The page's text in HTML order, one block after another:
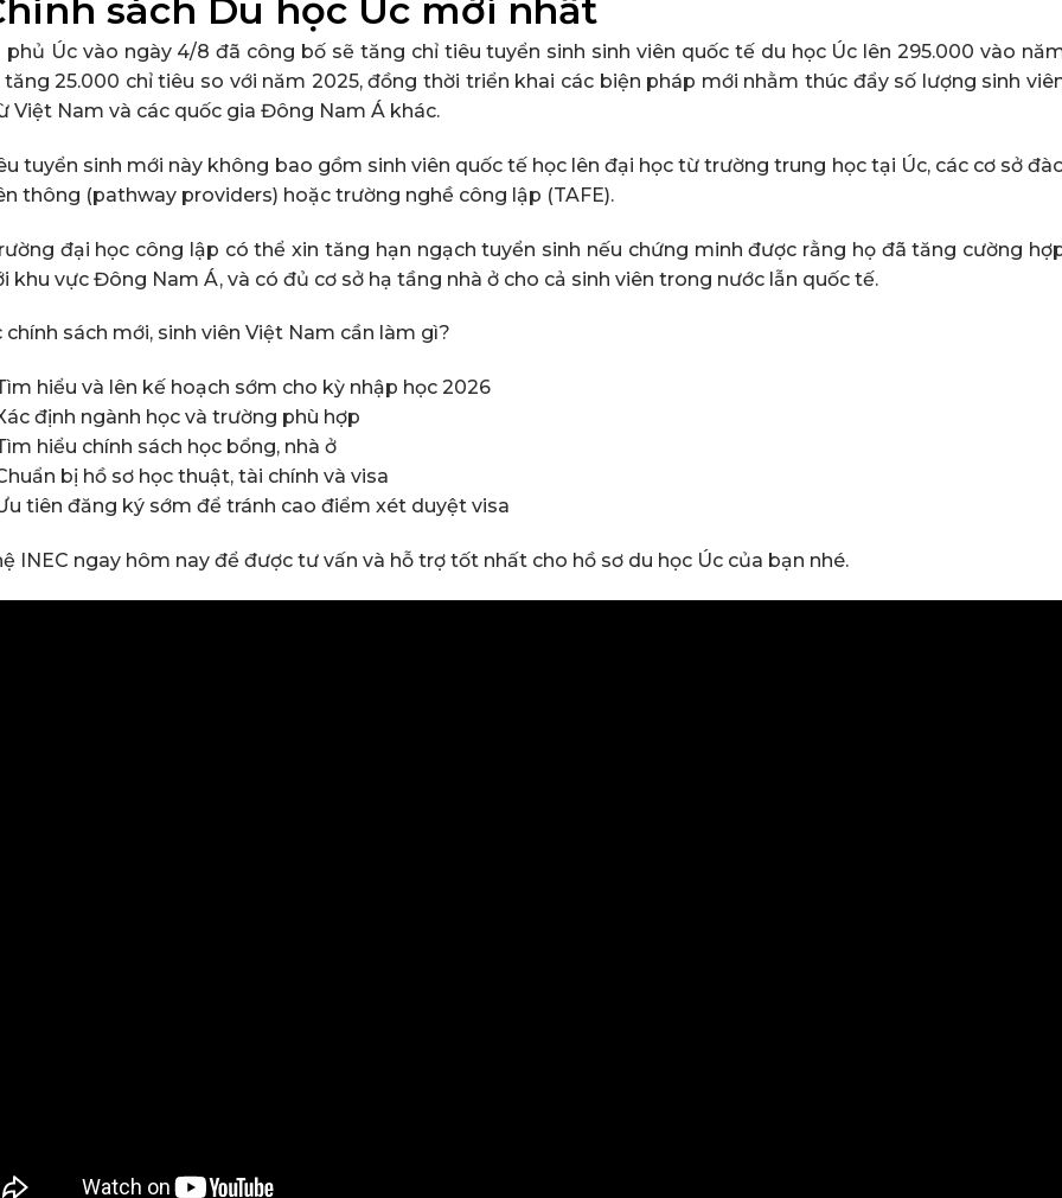
sách Du học Úc mới nhất
phủ Úc vào ngày 4/8 đã công bố sẽ tăng chỉ tiêu tuyển sinh sinh viên quốc tế du học Úc lên 295.000 vào
tăng 25.000 chỉ tiêu so với năm 2025, đồng thời triển khai các biện pháp mới nhằm thúc đẩy số lượng sinh
Việt Nam và các quốc gia Đông Nam Á khác.
tuyển sinh mới này không bao gồm sinh viên quốc tế học lên đại học từ trường trung học tại Úc, các cơ sở
thông (pathway providers) hoặc trường nghề công lập (TAFE).
đại học công lập có thể xin tăng hạn ngạch tuyển sinh nếu chứng minh được rằng họ đã tăng cường
khu vực Đông Nam Á, và có đủ cơ sở hạ tầng nhà ở cho cả sinh viên trong nước lẫn quốc tế.
chính sách mới, sinh viên Việt Nam cần làm gì?
hiểu và lên kế hoạch sớm cho kỳ nhập học 2026
định ngành học và trường phù hợp
hiểu chính sách học bổng, nhà ở
bị hồ sơ học thuật, tài chính và visa
tiên đăng ký sớm để tránh cao điểm xét duyệt visa
INEC ngay hôm nay để được tư vấn và hỗ trợ tốt nhất cho hồ sơ du học Úc của bạn nhé.